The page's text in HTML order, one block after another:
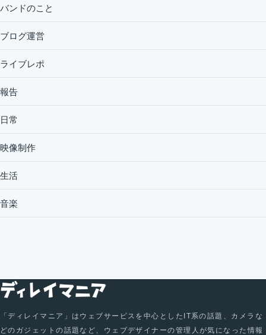
バンドのこと
ブログ運営
ライブレポ
報告
日常
映像制作
生活
音楽
「ディレイマニア」はウェブサービスを中心としたIT系の話題、カメラな
どのガジェットの話題など、ウェブデザイナーの管理人が気になった情報